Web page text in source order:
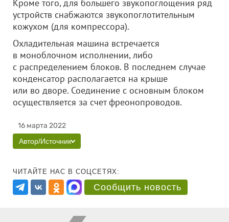
Кроме того, для большего звукопоглощения ряд
устройств снабжаются звукопоглотительным
кожухом (для компрессора).
Охладительная машина встречается
в моноблочном исполнении, либо
с распределением блоков. В последнем случае
конденсатор располагается на крыше
или во дворе. Соединение с основным блоком
осуществляется за счет фреонопроводов.
16 марта 2022
Автор/Источник
ЧИТАЙТЕ НАС В СОЦСЕТЯХ:
Сообщить новость